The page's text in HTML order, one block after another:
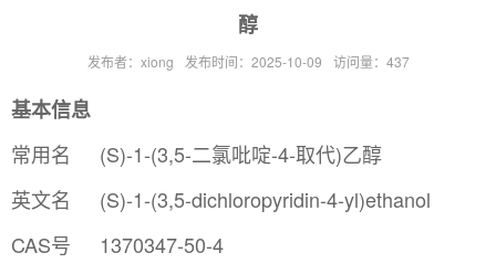
醇
发布者：xiong 发布时间：2025-10-09 访问量：437
基本信息
常用名
(S)-1-(3,5-二氯吡啶-4-取代)乙醇
英文名
(S)-1-(3,5-dichloropyridin-4-yl)ethanol
CAS号
1370347-50-4